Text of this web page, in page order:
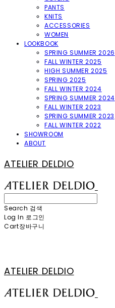
PANTS
KNITS
ACCESSORIES
WOMEN
LOOKBOOK
SPRING SUMMER 2026
FALL WINTER 2025
HIGH SUMMER 2025
SPRING 2025
FALL WINTER 2024
SPRING SUMMER 2024
FALL WINTER 2023
SPRING SUMMER 2023
FALL WINTER 2022
SHOWROOM
ABOUT
ATELIER DELDIO
Search 검색
Log In 로그인
Cart장바구니
ATELIER DELDIO